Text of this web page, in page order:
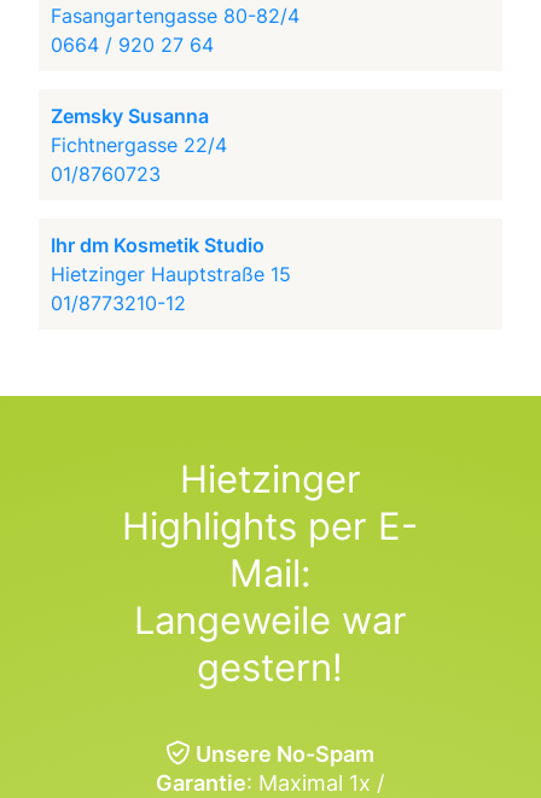
Fasangartengasse 80-82/4
0664 / 920 27 64
Zemsky Susanna
Fichtnergasse 22/4
01/8760723
Ihr dm Kosmetik Studio
Hietzinger Hauptstraße 15
01/8773210-12
Hietzinger
Highlights per E-
Mail:
Langeweile war
gestern!
Unsere No-Spam
Garantie: Maximal 1x /